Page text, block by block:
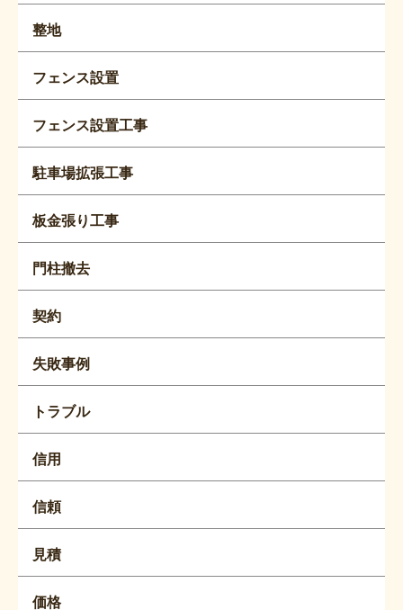
整地
フェンス設置
フェンス設置工事
駐車場拡張工事
板金張り工事
門柱撤去
契約
失敗事例
トラブル
信用
信頼
見積
価格